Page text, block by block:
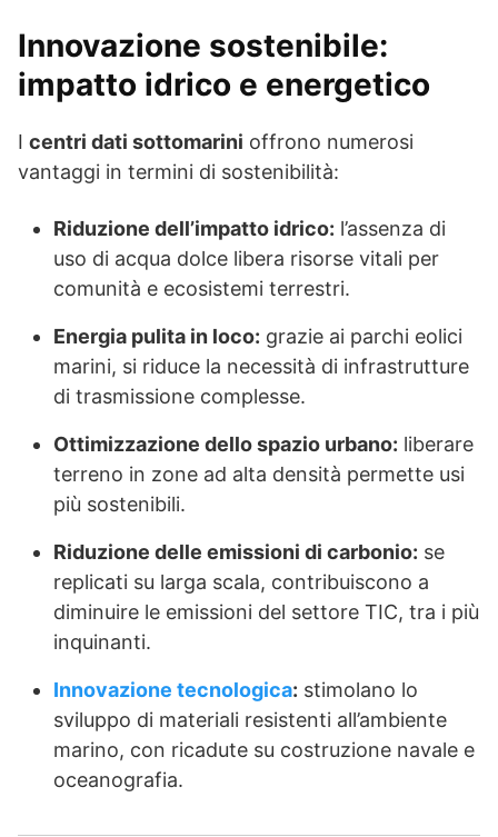
Innovazione sostenibile:
impatto idrico e energetico
I centri dati sottomarini offrono numerosi
vantaggi in termini di sostenibilità:
Riduzione dell’impatto idrico: l’assenza di
uso di acqua dolce libera risorse vitali per
comunità e ecosistemi terrestri.
Energia pulita in loco: grazie ai parchi eolici
marini, si riduce la necessità di infrastrutture
di trasmissione complesse.
Ottimizzazione dello spazio urbano: liberare
terreno in zone ad alta densità permette usi
più sostenibili.
Riduzione delle emissioni di carbonio: se
replicati su larga scala, contribuiscono a
diminuire le emissioni del settore TIC, tra i più
inquinanti.
Innovazione tecnologica: stimolano lo
sviluppo di materiali resistenti all’ambiente
marino, con ricadute su costruzione navale e
oceanografia.